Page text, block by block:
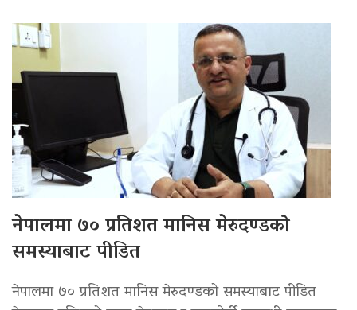
नेपालमा ७० प्रतिशत मानिस मेरुदण्डको
समस्याबाट पीडित
नेपालमा ७० प्रतिशत मानिस मेरुदण्डको समस्याबाट पीडित